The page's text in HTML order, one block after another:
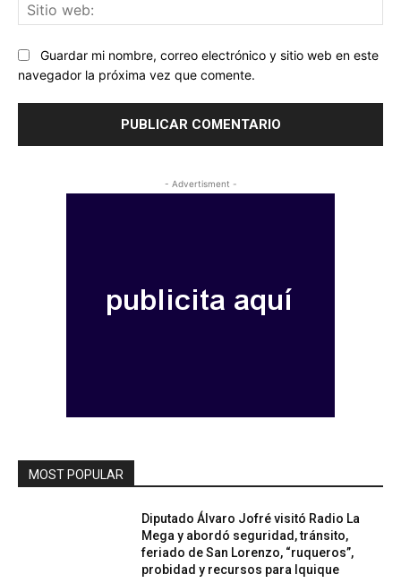
Guardar mi nombre, correo electrónico y sitio web en este
navegador la próxima vez que comente.
- Advertisment -
MOST POPULAR
Diputado Álvaro Jofré visitó Radio La
Mega y abordó seguridad, tránsito,
feriado de San Lorenzo, “ruqueros”,
probidad y recursos para Iquique